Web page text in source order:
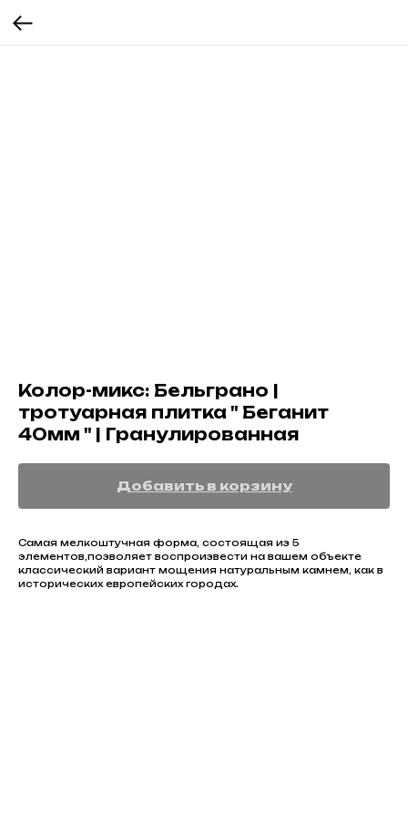
Колор-микс: Бельграно |
тротуарная плитка " Беганит
40мм " | Гранулированная
Добавить в корзину
Самая мелкоштучная форма, состоящая из 5
элементов,позволяет воспроизвести на вашем объекте
классический вариант мощения натуральным камнем, как в
исторических европейских городах.